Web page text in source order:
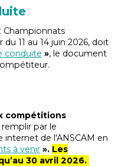
11 au 14 juin 2026, doit
conduite », le document
compétitions
par le
internet de l'ANSCAM en
à venir ». Les
30 avril 2026.